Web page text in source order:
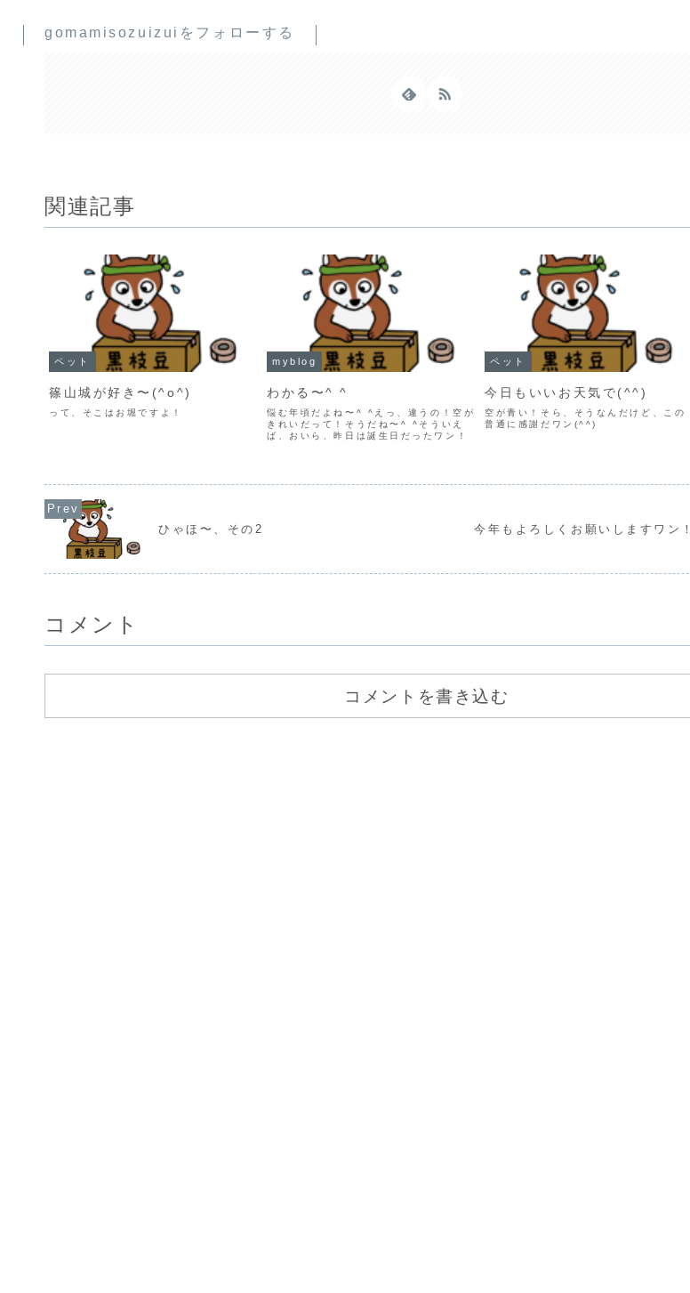
gomamisozuizuiをフォローする
関連記事
ペット
篠山城が好き〜(^o^)
って、そこはお堀ですよ！
myblog
わかる〜^ ^
悩む年頃だよね〜^ ^えっ、違うの！空が
きれいだって！そうだね〜^ ^そういえ
ば、おいら、昨日は誕生日だったワン！
ペット
今日もいいお天気で(^^)
空が青い！そら、そうなんだけど、この
普通に感謝だワン(^^)
ひゃほ〜、その2 今年もよろしくお願いしますワン！
コメント
コメントを書き込む